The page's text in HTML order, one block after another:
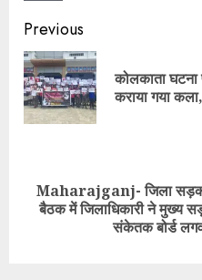
Continue
Reading
Previous
कोलकाता घटना
कराया गया
Next
Maharajganj- जिला सड़क
बैठक में जिलाधिकारी ने मुख्य
संकेतक बोर्ड